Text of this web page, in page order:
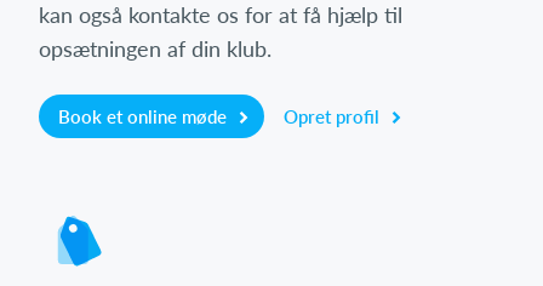
kan også kontakte os for at få hjælp til
opsætningen af din klub.
Book et online møde Opret profil